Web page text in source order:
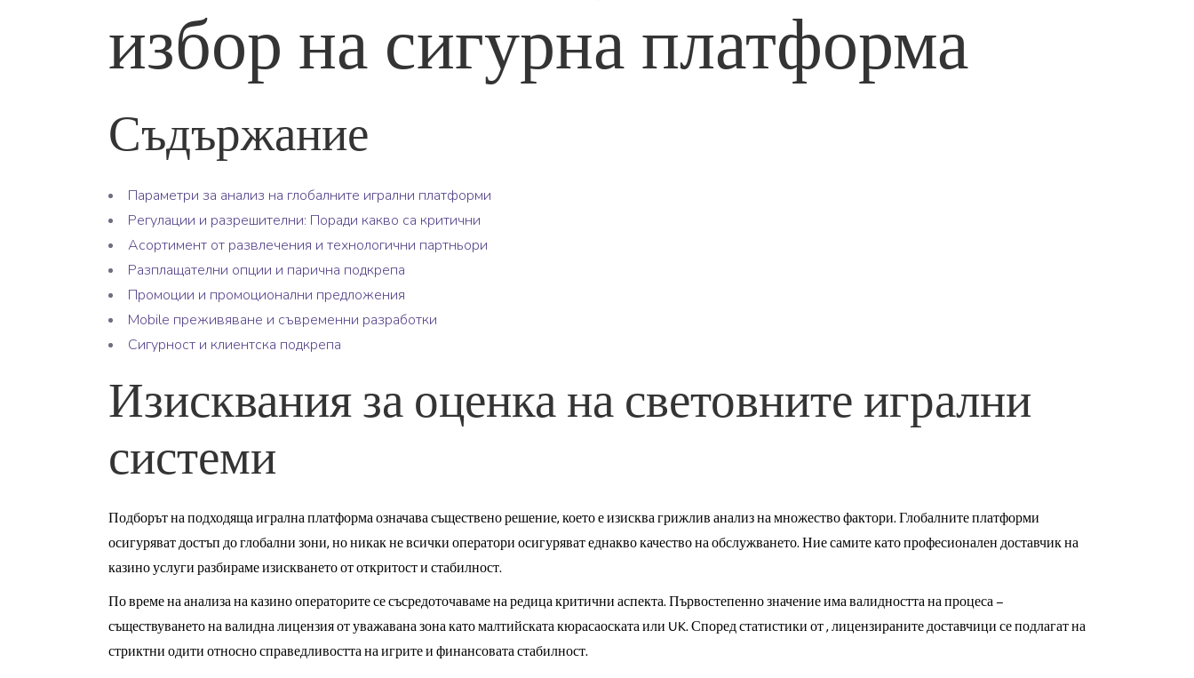
избор на сигурна платформа
Съдържание
Параметри за анализ на глобалните игрални платформи
Регулации и разрешителни: Поради какво са критични
Асортимент от развлечения и технологични партньори
Разплащателни опции и парична подкрепа
Промоции и промоционални предложения
Mobile преживяване и съвременни разработки
Сигурност и клиентска подкрепа
Изисквания за оценка на световните игрални
системи
Подборът на подходяща игрална платформа означава съществено решение, което е изисква грижлив анализ на множество фактори. Глобалните платформи
осигуряват достъп до глобални зони, но никак не всички оператори осигуряват еднакво качество на обслужването. Ние самите като професионален доставчик на
казино услуги разбираме изискването от откритост и стабилност.
По време на анализа на казино операторите се съсредоточаваме на редица критични аспекта. Първостепенно значение има валидността на процеса –
съществуването на валидна лицензия от уважавана зона като малтийската кюрасаоската или UK. Според статистики от , лицензираните доставчици се подлагат на
стриктни одити относно справедливостта на игрите и финансовата стабилност.